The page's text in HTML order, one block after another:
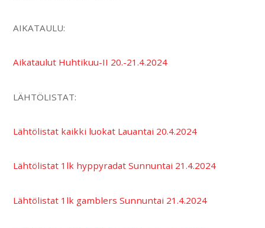
AIKATAULU:
Aikataulut Huhtikuu-II 20.-21.4.2024
LÄHTÖLISTAT:
Lähtölistat kaikki luokat Lauantai 20.4.2024
Lähtölistat 1lk hyppyradat Sunnuntai 21.4.2024
Lähtölistat 1lk gamblers Sunnuntai 21.4.2024